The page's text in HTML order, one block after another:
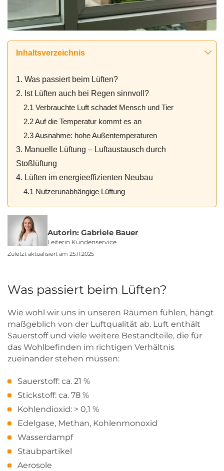
Inhaltsverzeichnis
1. Was passiert beim Lüften?
2. Ist Lüften auch bei Regen sinnvoll?
2.1 Verbrauchte Luft schadet Mensch und Tier
2.2 Auf die Temperatur kommt es an
2.3 Ausnahme: hohe Außentemperaturen
3. Manuelle Lüftung – Luftaustausch durch
Stoßlüftung
4. Lüften im energieeffizienten Neubau
4.1 Nutzerunabhängige Lüftung
Autorin: Gabriele Bauer
Leiterin Kundenservice
Zuletzt aktualisiert am 25.11.2025
Was passiert beim Lüften?
Wie wohl wir uns in unseren Räumen fühlen, hängt
maßgeblich von der Luftqualität ab. Luft enthält
Sauerstoff und viele weitere Bestandteile, die für
das Wohlbefinden im richtigen Verhältnis
zueinander stehen müssen:
Sauerstoff: ca. 21 %
Stickstoff: ca. 78 %
Kohlendioxid: > 0,1 %
Edelgase, Methan, Kohlenmonoxid
Wasserdampf
Staubpartikel
Aerosole